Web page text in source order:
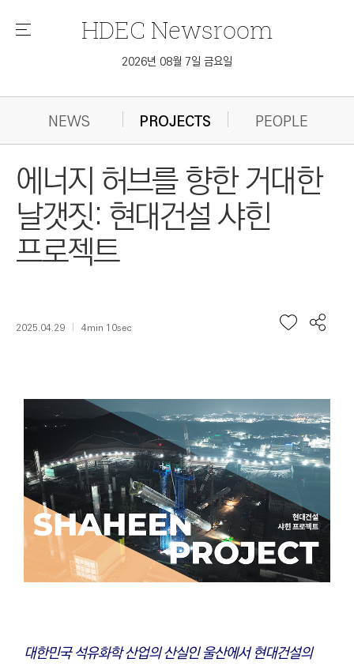
메
HDEC Newsroom
2026년 08월 7일 금요일
NEWS PROJECTS PEOPLE
에너지 허브를 향한 거대한
날갯짓: 현대건설 샤힌
프로젝트
2025.04.29 4min 10sec
대한민국 석유화학 산업의 산실인 울산에서 현대건설의